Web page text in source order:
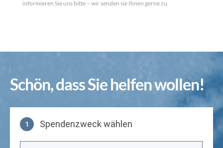
informieren Sie uns bitte – wir senden sie Ihnen gerne zu.
Schön, dass Sie helfen wollen!
1 Spendenzweck wählen